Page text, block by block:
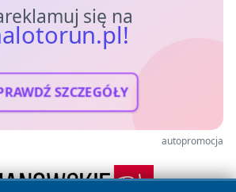
się na
SZCZEGÓŁY
autopromocja